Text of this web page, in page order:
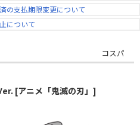
の支払期限変更について
について
コスパ
[アニメ「鬼滅の刃」]